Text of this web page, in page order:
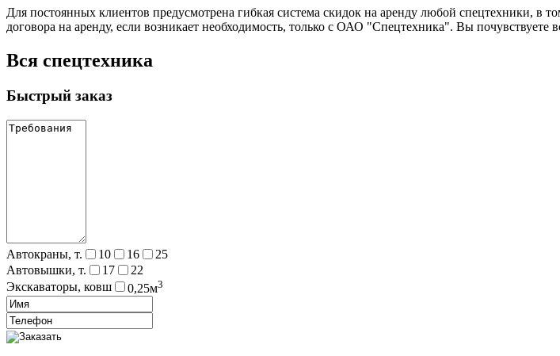
Для постоянных клиентов предусмотрена гибкая система скидок на аренду любой спецтехники, в
договора на аренду, если возникает необходимость, только с ОАО "Спецтехника". Вы
Вся спецтехника
Быстрый заказ
Автокраны, т. 10 16
25
Автовышки, т.
17
22
Экскаваторы, ковш
0,25м3